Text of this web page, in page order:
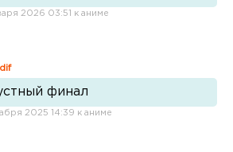
2026 03:51 к аниме
dif
финал
2025 14:39 к аниме